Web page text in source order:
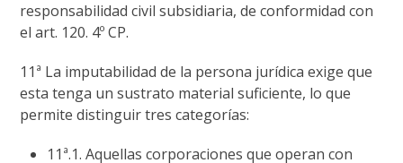
responsabilidad civil subsidiaria, de conformidad con
el art. 120. 4º CP.
11ª La imputabilidad de la persona jurídica exige que
esta tenga un sustrato material suficiente, lo que
permite distinguir tres categorías:
11ª.1. Aquellas corporaciones que operan con